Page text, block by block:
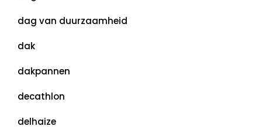
dag van duurzaamheid
dak
dakpannen
decathlon
delhaize